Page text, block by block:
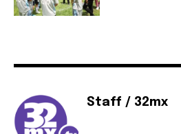
Staff / 32mx